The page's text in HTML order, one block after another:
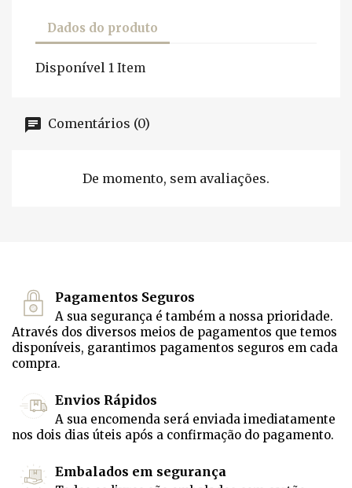
Dados do produto
Disponível 1 Item
Comentários (0)
De momento, sem avaliações.
Pagamentos Seguros
A sua segurança é também a nossa prioridade.
Através dos diversos meios de pagamentos que temos
disponíveis, garantimos pagamentos seguros em cada
compra.
Envios Rápidos
A sua encomenda será enviada imediatamente
nos dois dias úteis após a confirmação do pagamento.
Embalados em segurança